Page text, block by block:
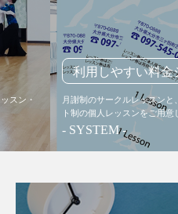
スン・
利用しやすい料金
月謝制のサークルレッスン
ト制の個人レッスンをご用意
- SYSTEM -